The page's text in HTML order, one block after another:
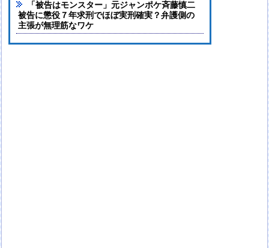
「被告はモンスター」元ジャンポケ斉藤慎二
被告に懲役７年求刑でほぼ実刑確実？弁護側の
主張が無理筋なワケ